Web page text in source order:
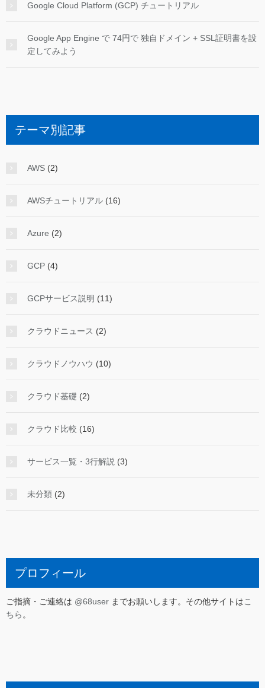
Google Cloud Platform (GCP) チュートリアル
Google App Engine で 74円で 独自ドメイン + SSL証明書を設
定してみよう
テーマ別記事
AWS (2)
AWSチュートリアル (16)
Azure (2)
GCP (4)
GCPサービス説明 (11)
クラウドニュース (2)
クラウドノウハウ (10)
クラウド基礎 (2)
クラウド比較 (16)
サービス一覧・3行解説 (3)
未分類 (2)
プロフィール
ご指摘・ご連絡は @68user までお願いします。その他サイトはこ
ちら。